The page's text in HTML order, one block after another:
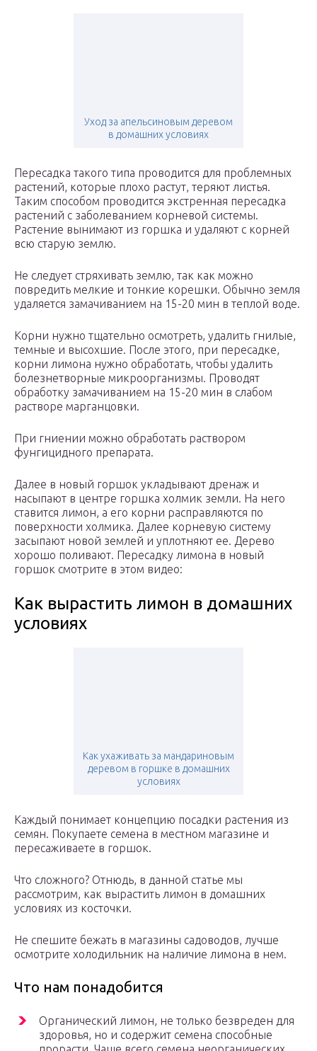
Уход за апельсиновым деревом
в домашних условиях
Пересадка такого типа проводится для проблемных
растений, которые плохо растут, теряют листья.
Таким способом проводится экстренная пересадка
растений с заболеванием корневой системы.
Растение вынимают из горшка и удаляют с корней
всю старую землю.
Не следует стряхивать землю, так как можно
повредить мелкие и тонкие корешки. Обычно земля
удаляется замачиванием на 15-20 мин в теплой воде.
Корни нужно тщательно осмотреть, удалить гнилые,
темные и высохшие. После этого, при пересадке,
корни лимона нужно обработать, чтобы удалить
болезнетворные микроорганизмы. Проводят
обработку замачиванием на 15-20 мин в слабом
растворе марганцовки.
При гниении можно обработать раствором
фунгицидного препарата.
Далее в новый горшок укладывают дренаж и
насыпают в центре горшка холмик земли. На него
ставится лимон, а его корни расправляются по
поверхности холмика. Далее корневую систему
засыпают новой землей и уплотняют ее. Дерево
хорошо поливают. Пересадку лимона в новый
горшок смотрите в этом видео:
Как вырастить лимон в домашних
условиях
Как ухаживать за мандариновым
деревом в горшке в домашних
условиях
Каждый понимает концепцию посадки растения из
семян. Покупаете семена в местном магазине и
пересаживаете в горшок.
Что сложного? Отнюдь, в данной статье мы
рассмотрим, как вырастить лимон в домашних
условиях из косточки.
Не спешите бежать в магазины садоводов, лучше
осмотрите холодильник на наличие лимона в нем.
Что нам понадобится
Органический лимон, не только безвреден для
здоровья, но и содержит семена способные